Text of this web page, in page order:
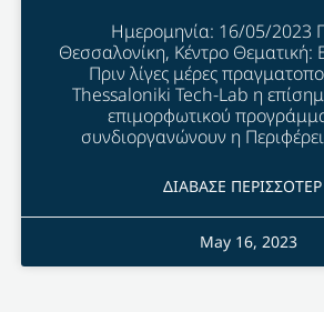
Ημερομηνία: 16/05/2023
Θεσσαλονίκη, Κέντρο Θεματική:
Πριν λίγες μέρες
Thessaloniki Tech-Lab η
επιμορφωτικού
συνδιοργανώνουν η
ΔΙΑΒΑΣΕ ΠΕΡΙΣΣΟΤΕΡ
May 16, 2023